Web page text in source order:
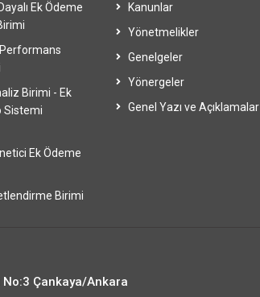
Ek Ödeme
Birimi - Ek
Sistemi
Ek Ödeme
Birimi
Kanunlar
Yönetmelikler
Genelgeler
Yönergeler
Genel Yazı ve Açıklamalar
Çankaya/Ankara